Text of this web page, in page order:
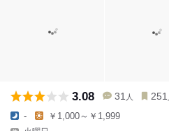
3.08 31 人 251
- ￥1,000～￥1,999